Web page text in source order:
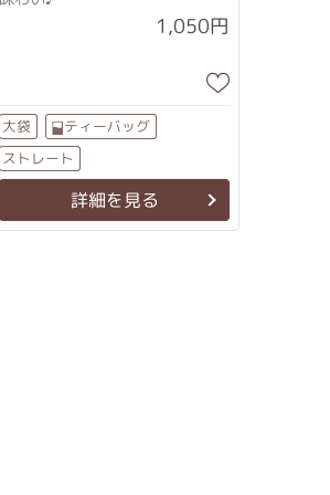
1,050円
大袋 ティーバッグ
ストレート
詳細を見る